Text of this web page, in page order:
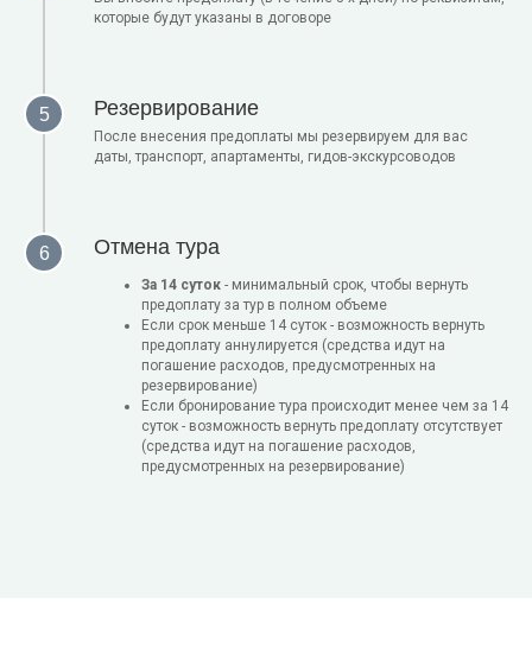
которые будут указаны в договоре
Резервирование
После внесения предоплаты мы резервируем для вас
даты, транспорт, апартаменты, гидов-экскурсоводов
Отмена тура
За 14 суток - минимальный срок, чтобы вернуть
предоплату за тур в полном объеме
Если срок меньше 14 суток - возможность вернуть
предоплату аннулируется (средства идут на
погашение расходов, предусмотренных на
резервирование)
Если бронирование тура происходит менее чем за 14
суток - возможность вернуть предоплату отсутствует
(средства идут на погашение расходов,
предусмотренных на резервирование)